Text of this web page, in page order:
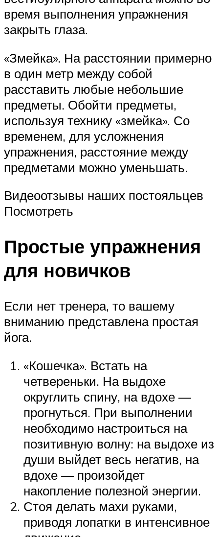
время выполнения упражнения
закрыть глаза.
«Змейка». На расстоянии примерно
в один метр между собой
расставить любые небольшие
предметы. Обойти предметы,
используя технику «змейка». Со
временем, для усложнения
упражнения, расстояние между
предметами можно уменьшать.
Видеоотзывы наших постояльцев
Посмотреть
Простые упражнения
для новичков
Если нет тренера, то вашему
вниманию представлена простая
йога.
«Кошечка». Встать на
четвереньки. На выдохе
округлить спину, на вдохе —
прогнуться. При выполнении
необходимо настроиться на
позитивную волну: на выдохе из
души выйдет весь негатив, на
вдохе — произойдет
накопление полезной энергии.
Стоя делать махи руками,
приводя лопатки в интенсивное